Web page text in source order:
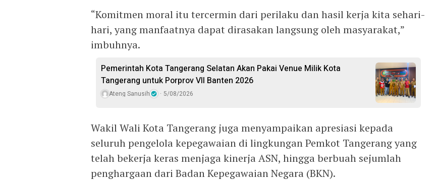
“Komitmen moral itu tercermin dari perilaku dan hasil kerja kita sehari-
hari, yang manfaatnya dapat dirasakan langsung oleh masyarakat,”
imbuhnya.
Pemerintah Kota Tangerang Selatan Akan Pakai Venue Milik Kota
Tangerang untuk Porprov VII Banten 2026
Ateng Sanusih 5/08/2026
Wakil Wali Kota Tangerang juga menyampaikan apresiasi kepada
seluruh pengelola kepegawaian di lingkungan Pemkot Tangerang yang
telah bekerja keras menjaga kinerja ASN, hingga berbuah sejumlah
penghargaan dari Badan Kepegawaian Negara (BKN).